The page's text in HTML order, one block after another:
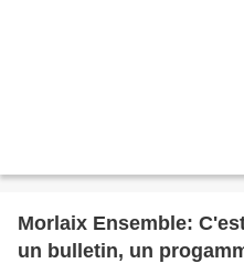
Morlaix Ensemble:
un bulletin, un